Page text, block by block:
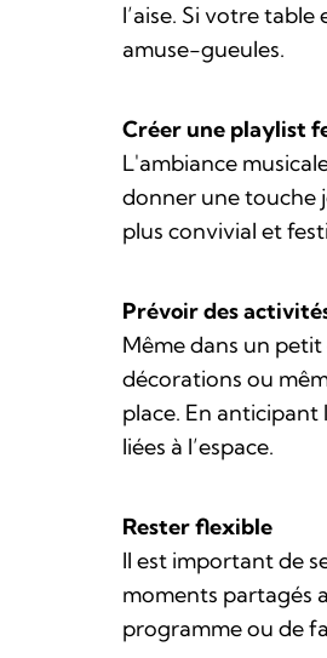
l’aise. Si votre
amuse-gueules.
Créer une playlist
L'ambiance
donner une touche
plus convivial et
Prévoir des
Même dans un
décorations ou
place. En
liées à l’espace.
Rester flexible
Il est important de
moments partagés
programme ou de